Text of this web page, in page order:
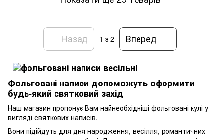
Назад 1 з 2 Вперед
Фольговані написи допоможуть оформити
будь-який святковий захід
Наш магазин пропонує Вам найнеобхідніші фольговані кулі у
вигляді святкових написів.
Вони підійдуть для дня народження, весілля, романтичних